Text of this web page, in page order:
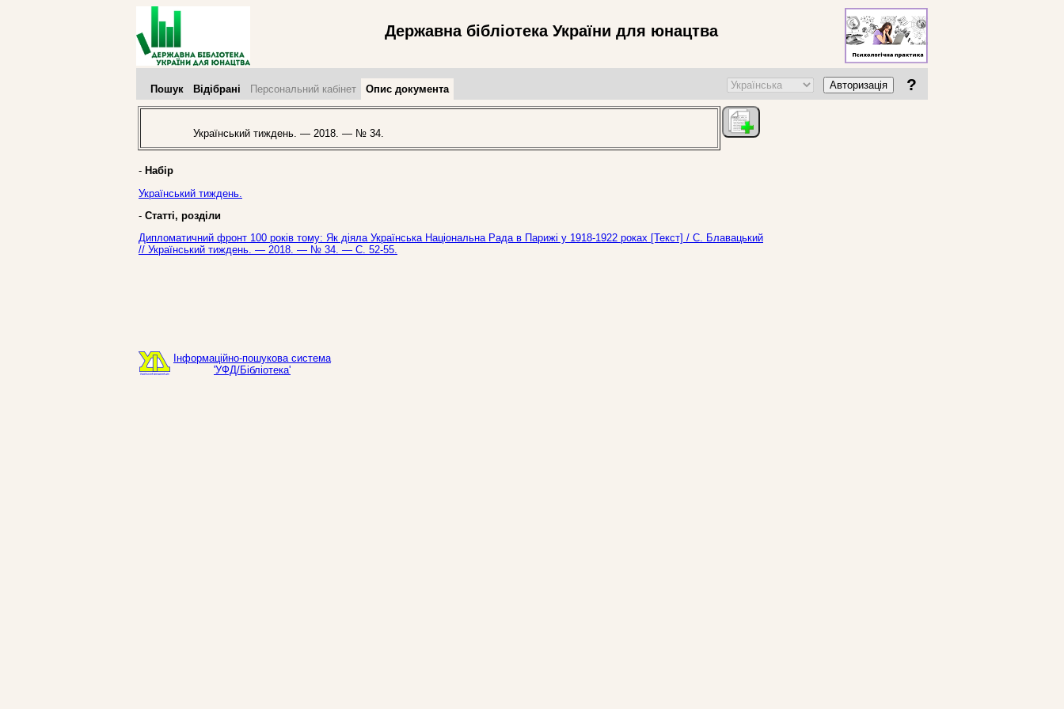
Державна бібліотека України для юнацтва
Пошук Відібрані Персональний кабінет Опис документа Авторизація ?
Український тиждень. — 2018. — № 34.
- Набір
Український тиждень.
- Статті, розділи
Дипломатичний фронт 100 років тому: Як діяла Українська Національна Рада в Парижі у 1918-1922 роках [Текст] / С. Блавацький
// Український тиждень. — 2018. — № 34. — С. 52-55.
Інформаційно-пошукова система
'УФД/Бібліотека'